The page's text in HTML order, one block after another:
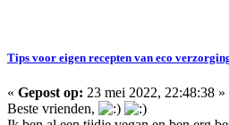
Tips voor eigen recepten van eco
« Gepost op: 23 mei 2022, 22:48:38 »
Beste vrienden,